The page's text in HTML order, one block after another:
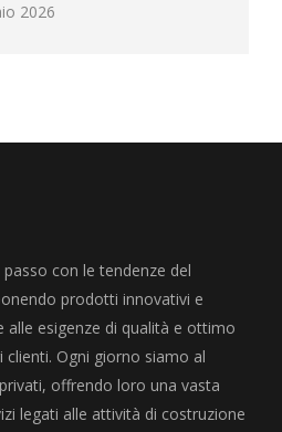
2026
con le tendenze del
prodotti innovativi e
alle esigenze di qualità e ottimo
Ogni giorno siamo al
offrendo loro una vasta
legati alle attività di costruzione